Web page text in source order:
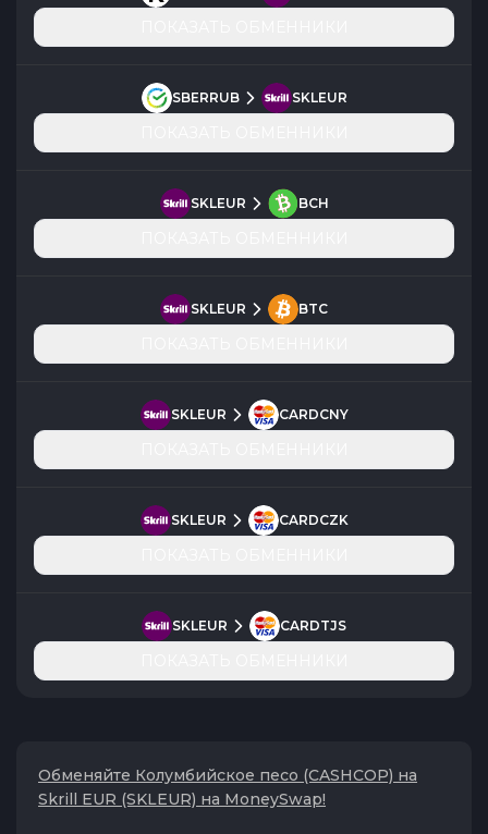
SBERRUB SKLEUR
SKLEUR BCH
SKLEUR BTC
SKLEUR CARDCNY
SKLEUR CARDCZK
SKLEUR CARDTJS
Обменяйте Колумбийское песо (CASHCOP) на
Skrill EUR (SKLEUR) на MoneySwap!